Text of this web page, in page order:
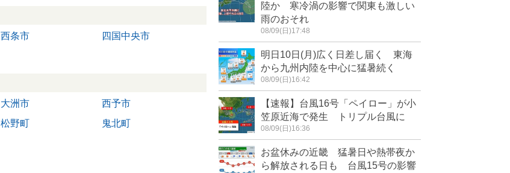
西条市
四国中央市
大洲市
西予市
松野町
鬼北町
陸か 寒冷渦の影響で関東も激しい
雨のおそれ
08/09(日)17:48
明日10日(月)広く日差し届く 東海
から九州内陸を中心に猛暑続く
08/09(日)16:42
【速報】台風16号「ペイロー」が小
笠原近海で発生 トリプル台風に
08/09(日)16:36
お盆休みの近畿 猛暑日や熱帯夜か
ら解放される日も 台風15号の影響